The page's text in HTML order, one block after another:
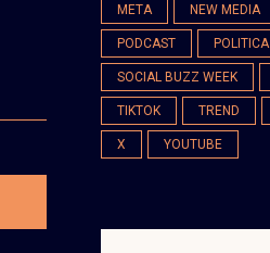
META NEW MEDIA
PODCAST POLITICA
SOCIAL BUZZ WEEK
TIKTOK TREND
X YOUTUBE